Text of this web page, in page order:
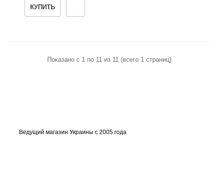
КУПИТЬ
Показано с 1 по 11 из 11 (всего 1 страниц)
Ведущий магазин Украины с 2005 года